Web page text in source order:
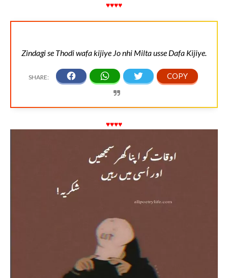
♥♥♥♥
Zindagi se Thodi wafa kijiye Jo nhi Milta usse Dafa Kijiye.
♥♥♥♥